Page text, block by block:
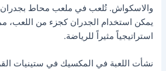
والاسكواش. تُلعب في ملعب محاط
يمكن استخدام الجدران كجزء من اللعب،
استراتيجياً مثيراً للرياضة.
نشأت اللعبة في المكسيك في ستينيات